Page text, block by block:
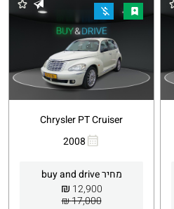
Chrysler PT Cruiser
2008
מחיר buy and drive
12,900
₪
17,000 ₪
Whatsapp